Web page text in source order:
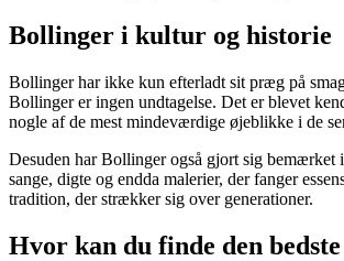
Bollinger i kultur og historie
Bollinger har ikke kun efterladt sit præg på
Bollinger er ingen undtagelse. Det er blevet
nogle af de mest mindeværdige øjeblikke i de
Desuden har Bollinger også gjort sig
sange, digte og endda malerier, der fanger
tradition, der strækker sig over generationer.
Hvor kan du finde den